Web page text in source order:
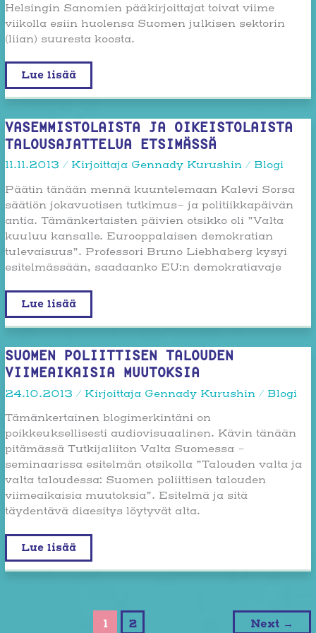
Helsingin Sanomien pääkirjoittajat toivat viime
viikolla esiin huolensa Suomen julkisen sektorin
(liian) suuresta koosta.
Numeroiden
politiikkaa
Lue lisää
VASEMMISTOLAISTA JA OIKEISTOLAISTA
TALOUSAJATTELUA ETSIMÄSSÄ
11.11.2013 / Kirjoittaja Gennady Kurushin/ Blogi
Päätin tänään mennä kuuntelemaan Kalevi Sorsa
säätiön jokavuotisen tutkimus- ja politiikkapäivän
antia. Tämänkertaisten päivien otsikko oli ”Valta
kuuluu kansalle. Eurooppalaisen demokratian
tulevaisuus”. Professori Bruno Liebhaberg kysyi
esitelmässään, saadaanko EU:n demokratiavaje
Vasemmistolaista
oikeistolaista
talousajattelua
Lue lisää
SUOMEN POLIITTISEN TALOUDEN
VIIMEAIKAISIA MUUTOKSIA
24.10.2013 / Kirjoittaja Gennady Kurushin/ Blogi
Tämänkertainen blogimerkintäni on
poikkeuksellisesti audiovisuaalinen. Kävin tänään
pitämässä Tutkijaliiton Valta Suomessa -
seminaarissa esitelmän otsikolla ”Talouden valta ja
valta taloudessa: Suomen poliittisen talouden
viimeaikaisia muutoksia”. Esitelmä ja sitä
täydentävä diaesitys löytyvät alta.
Suomen
poliittisen
talouden
viimeaikaisia
Lue lisää
1 2 Next →